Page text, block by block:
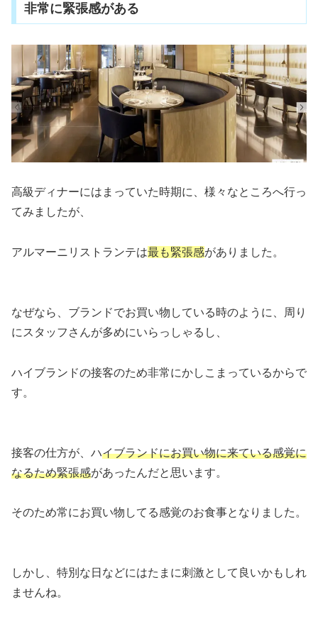
非常に緊張感がある
高級ディナーにはまっていた時期に、様々なところへ行っ
てみましたが、
アルマーニリストランテは最も緊張感がありました。
なぜなら、ブランドでお買い物している時のように、周り
にスタッフさんが多めにいらっしゃるし、
ハイブランドの接客のため非常にかしこまっているからで
す。
接客の仕方が、ハイブランドにお買い物に来ている感覚に
なるため緊張感があったんだと思います。
そのため常にお買い物してる感覚のお食事となりました。
しかし、特別な日などにはたまに刺激として良いかもしれ
ませんね。